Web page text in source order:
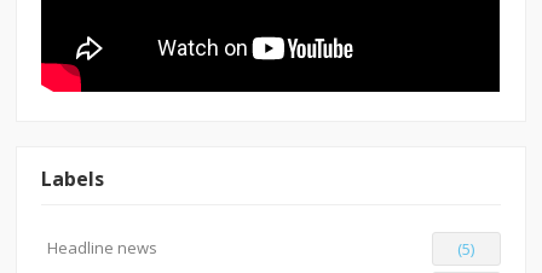
Labels
Headline news
(5)